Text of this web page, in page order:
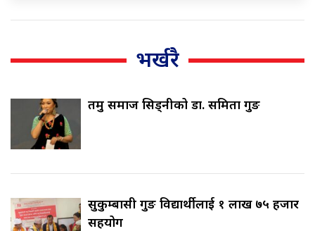
भर्खरै
तमु समाज सिड्नीको डा. समिता गुरुङ
सुकुम्बासी गुरुङ विद्यार्थीलाई १ लाख ७५ हजार
सहयोग